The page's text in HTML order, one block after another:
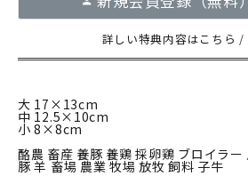
詳しい特典内容はこちら /
大 17×13cm
中 12.5×10cm
小 8×8cm
酪農 畜産 養豚 養鶏 採卵鶏 ブロイラ
豚 羊 畜場 農業 牧場 放牧 飼料 子牛